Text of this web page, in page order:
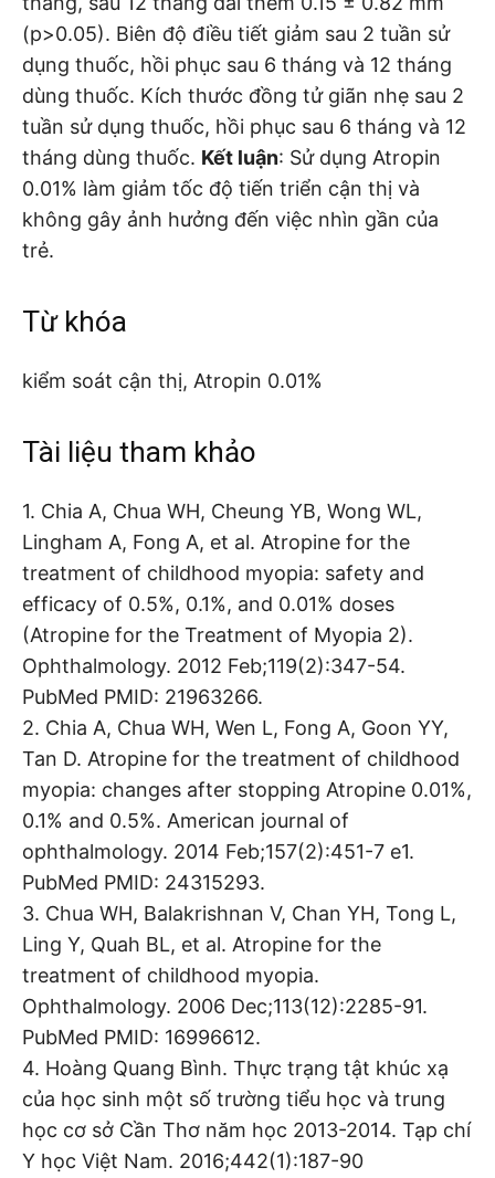
(p>0.05). Biên độ điều tiết giảm sau 2 tuần sử
dụng thuốc, hồi phục sau 6 tháng và 12 tháng
dùng thuốc. Kích thước đồng tử giãn nhẹ sau 2
tuần sử dụng thuốc, hồi phục sau 6 tháng và 12
tháng dùng thuốc. Kết luận: Sử dụng Atropin
0.01% làm giảm tốc độ tiến triển cận thị và
không gây ảnh hưởng đến việc nhìn gần của
trẻ.
Từ khóa
kiểm soát cận thị, Atropin 0.01%
Tài liệu tham khảo
1. Chia A, Chua WH, Cheung YB, Wong WL,
Lingham A, Fong A, et al. Atropine for the
treatment of childhood myopia: safety and
efficacy of 0.5%, 0.1%, and 0.01% doses
(Atropine for the Treatment of Myopia 2).
Ophthalmology. 2012 Feb;119(2):347-54.
PubMed PMID: 21963266.
2. Chia A, Chua WH, Wen L, Fong A, Goon YY,
Tan D. Atropine for the treatment of childhood
myopia: changes after stopping Atropine 0.01%,
0.1% and 0.5%. American journal of
ophthalmology. 2014 Feb;157(2):451-7 e1.
PubMed PMID: 24315293.
3. Chua WH, Balakrishnan V, Chan YH, Tong L,
Ling Y, Quah BL, et al. Atropine for the
treatment of childhood myopia.
Ophthalmology. 2006 Dec;113(12):2285-91.
PubMed PMID: 16996612.
4. Hoàng Quang Bình. Thực trạng tật khúc xạ
của học sinh một số trường tiểu học và trung
học cơ sở Cần Thơ năm học 2013-2014. Tạp chí
Y học Việt Nam. 2016;442(1):187-90